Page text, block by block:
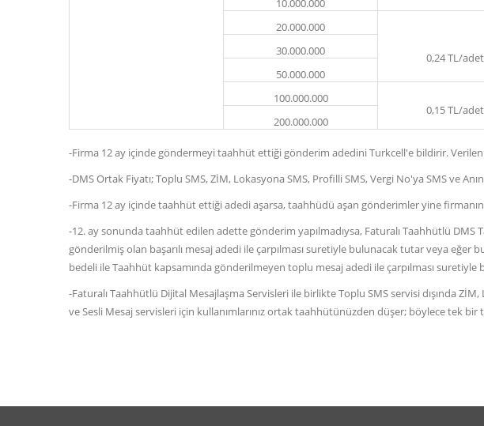
10.000.000
20.000.000
30.000.000
0,24 TL/adet
50.000.000
100.000.000
0,15 TL/adet
200.000.000
-Firma 12 ay içinde göndermeyi taahhüt ettiği gönderim adedini Turkcell'e bildirir.
-DMS Ortak Fiyatı; Toplu SMS, ZİM, Lokasyona SMS, Profilli SMS, Vergi No'ya SMS ve
-Firma 12 ay içinde taahhüt ettiği adedi aşarsa, taahhüdü aşan gönderimler yine
-12. ay sonunda taahhüt edilen adette gönderim yapılmadıysa, Faturalı Taahhütlü DMS
gönderilmiş olan başarılı mesaj adedi ile çarpılması suretiyle bulunacak tutar veya
bedeli ile Taahhüt kapsamında gönderilmeyen toplu mesaj adedi ile çarpılması suretiyle
-Faturalı Taahhütlü Dijital Mesajlaşma Servisleri ile birlikte Toplu SMS servisi dışında ZİM,
ve Sesli Mesaj servisleri için kullanımlarınız ortak taahhütünüzden düşer; böylece tek